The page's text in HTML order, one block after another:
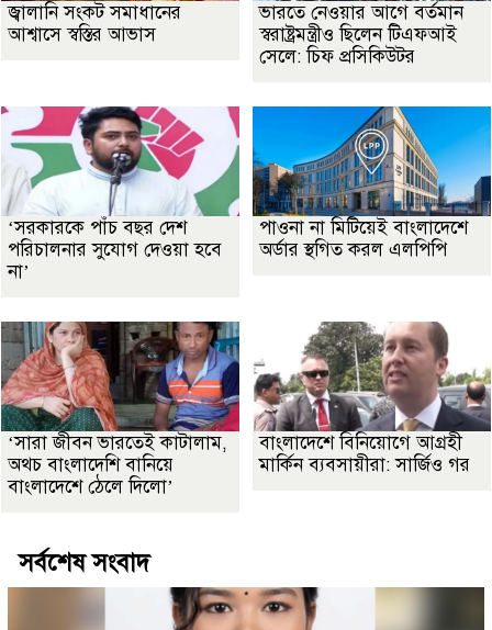
জ্বালানি সংকট সমাধানের
আশ্বাসে স্বস্তির আভাস
ভারতে নেওয়ার আগে বর্তমান
স্বরাষ্ট্রমন্ত্রীও ছিলেন টিএফআই
সেলে: চিফ প্রসিকিউটর
‘সরকারকে পাঁচ বছর দেশ
পরিচালনার সুযোগ দেওয়া হবে
না’
পাওনা না মিটিয়েই বাংলাদেশে
অর্ডার স্থগিত করল এলপিপি
‘সারা জীবন ভারতেই কাটালাম,
অথচ বাংলাদেশি বানিয়ে
বাংলাদেশে ঠেলে দিলো’
বাংলাদেশে বিনিয়োগে আগ্রহী
মার্কিন ব্যবসায়ীরা: সার্জিও গর
সর্বশেষ সংবাদ